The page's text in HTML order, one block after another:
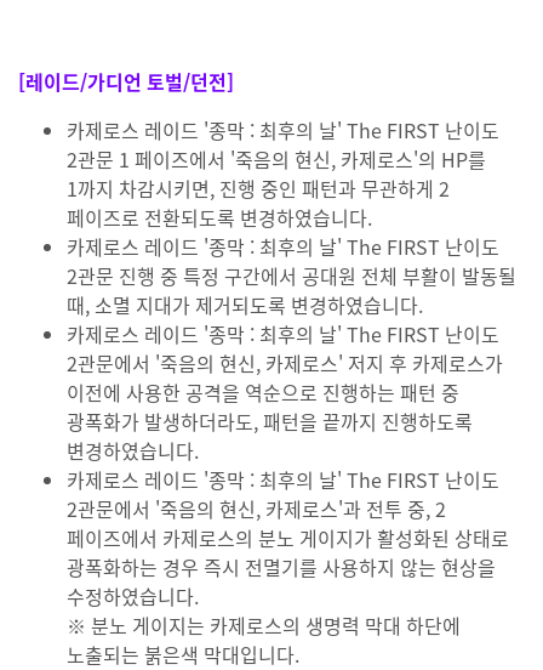
[레이드/가디언 토벌/던전]
카제로스 레이드 '종막 : 최후의 날' The FIRST 난이도
2관문 1 페이즈에서 '죽음의 현신, 카제로스'의 HP를
1까지 차감시키면, 진행 중인 패턴과 무관하게 2
페이즈로 전환되도록 변경하였습니다.
카제로스 레이드 '종막 : 최후의 날' The FIRST 난이도
2관문 진행 중 특정 구간에서 공대원 전체 부활이 발동될
때, 소멸 지대가 제거되도록 변경하였습니다.
카제로스 레이드 '종막 : 최후의 날' The FIRST 난이도
2관문에서 '죽음의 현신, 카제로스' 저지 후 카제로스가
이전에 사용한 공격을 역순으로 진행하는 패턴 중
광폭화가 발생하더라도, 패턴을 끝까지 진행하도록
변경하였습니다.
카제로스 레이드 '종막 : 최후의 날' The FIRST 난이도
2관문에서 '죽음의 현신, 카제로스'과 전투 중, 2
페이즈에서 카제로스의 분노 게이지가 활성화된 상태로
광폭화하는 경우 즉시 전멸기를 사용하지 않는 현상을
수정하였습니다.
※ 분노 게이지는 카제로스의 생명력 막대 하단에
노출되는 붉은색 막대입니다.